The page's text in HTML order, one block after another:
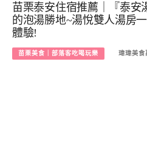
苗栗泰安住宿推薦｜『泰安
的泡湯勝地~湯悅雙人湯房
體驗!
苗栗美食｜部落客吃喝玩樂 瑋瑋美食